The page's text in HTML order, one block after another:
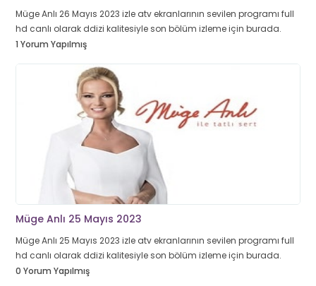
Müge Anlı 26 Mayıs 2023 izle atv ekranlarının sevilen programı full
hd canlı olarak ddizi kalitesiyle son bölüm izleme için burada.
1 Yorum Yapılmış
Müge Anlı 25 Mayıs 2023
Müge Anlı 25 Mayıs 2023 izle atv ekranlarının sevilen programı full
hd canlı olarak ddizi kalitesiyle son bölüm izleme için burada.
0 Yorum Yapılmış